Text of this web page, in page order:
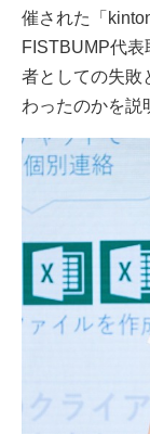
催された「
FISTBUMP代
者としての失敗
わったのかを説